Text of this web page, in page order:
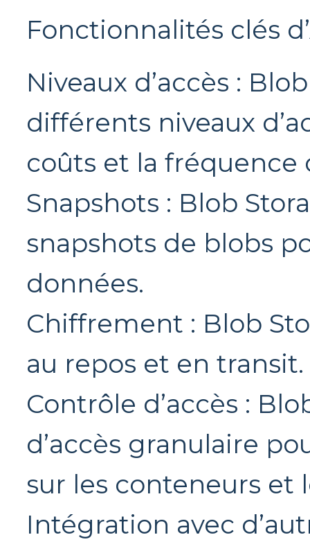
Fonctionnalités clés
Niveaux d’accès :
différents niveaux
coûts et la fréquence
Snapshots : Blob
snapshots de blobs
données.
Chiffrement : Blob
au repos et en transit.
Contrôle d’accès :
d’accès granulaire
sur les conteneurs et
Intégration avec